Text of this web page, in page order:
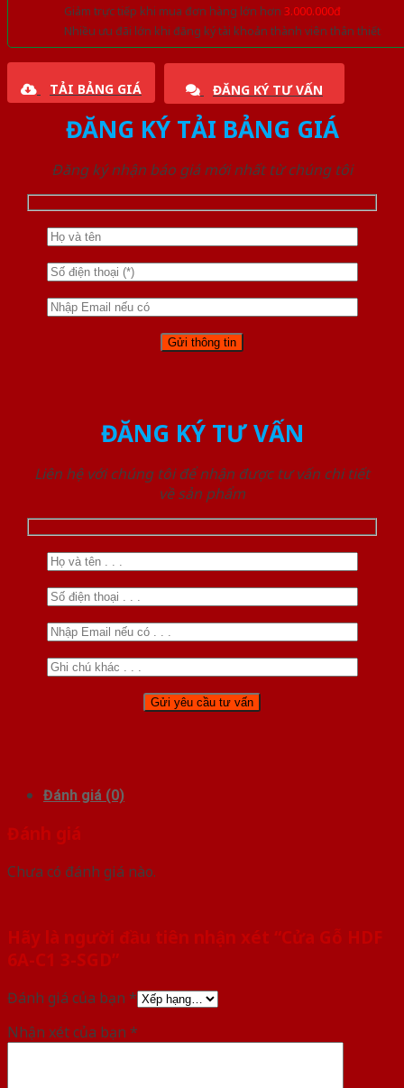
Giảm trực tiếp khi mua đơn hàng lớn hơn 3.000.000đ
Nhiều ưu đãi lớn khi đăng ký tài khoản thành viên thân thiết
TẢI BẢNG GIÁ ĐĂNG KÝ TƯ VẤN
ĐĂNG KÝ TẢI BẢNG GIÁ
Đăng ký nhận báo giá mới nhất từ chúng tôi
ĐĂNG KÝ TƯ VẤN
Liên hệ với chúng tôi để nhận được tư vấn chi tiết
về sản phẩm
Đánh giá (0)
Đánh giá
Chưa có đánh giá nào.
Hãy là người đầu tiên nhận xét “Cửa Gỗ HDF
6A-C1 3-SGD”
Đánh giá của bạn *
Nhận xét của bạn *